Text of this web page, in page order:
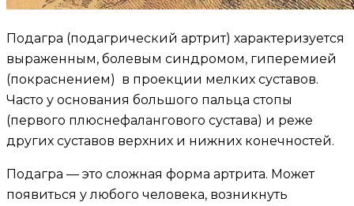
Подагра (подагрический артрит) характеризуется
выраженным, болевым синдромом, гиперемией
(покраснением) в проекции мелких суставов.
Часто у основания большого пальца стопы
(первого плюснефалангового сустава) и реже
других суставов верхних и нижних конечностей.
Подагра — это сложная форма артрита. Может
появиться у любого человека, возникнуть